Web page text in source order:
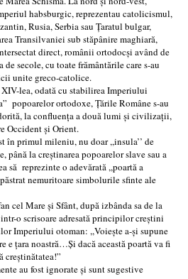
habsburgic, reprezentau catolicismul,
Rusia, Serbia sau Ţaratul bulgar,
Transilvaniei sub stăpânire maghiară,
direct, românii ortodocşi având de
secole, cu toate frământările care s-au
unite greco-catolice.
lea, odată cu stabilirea Imperiului
popoarelor ortodoxe, Ţările Române s-au
la confluenţa a două lumi şi civilizaţii,
Occident şi Orient.
primul mileniu, nu doar ,,insula’’ de
până la creştinarea popoarelor slave sau a
să reprezinte o adevărată ,,poartă a
nemuritoare simbolurile sfinte ale
cel Mare şi Sfânt, după izbânda sa de la
o scrisoare adresată principilor creştini
Imperiului otoman: ,,Voieşte a-şi supune
e ţara noastră…Şi dacă această poartă va fi
creştinătatea!”
au fost ignorate şi sunt sugestive